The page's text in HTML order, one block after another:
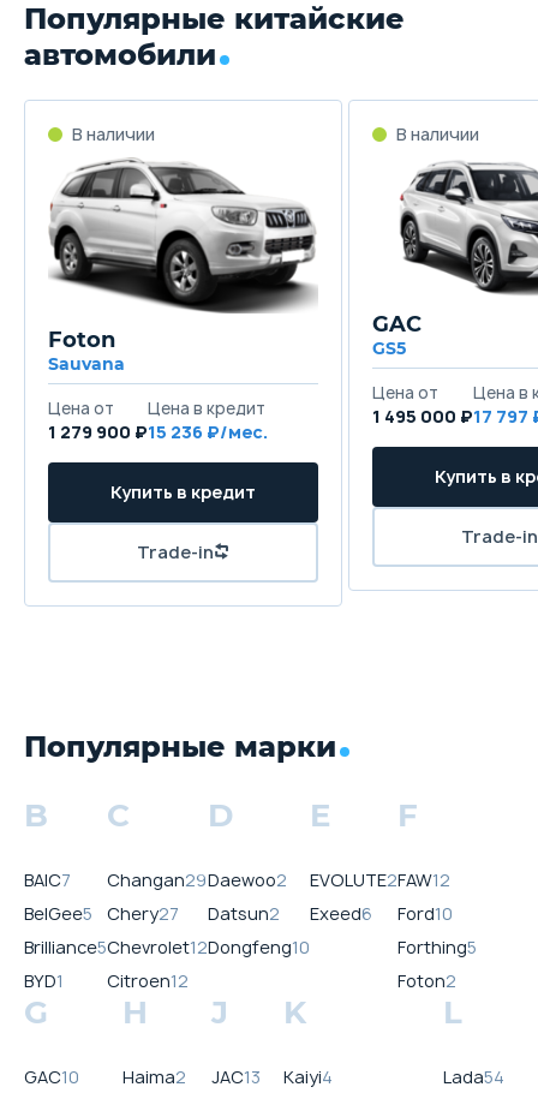
Популярные китайские
автомобили
Foton
Sauvana
1 279 900 ₽15 236
GAC
GS5
1 495 000 ₽17 797
Популярные марки
B
BAIC7
BelGee5
Brilliance5
BYD1
C
Changan29
Chery27
Chevrolet12
Citroen12
D
Daewoo2
Datsun2
Dongfeng10
E
EVOLUTE2
Exeed6
F
FAW12
Ford10
Forthing5
Foton2
G
GAC10
H
Haima2
J
JAC13
K
Kaiyi4
L
Lada54